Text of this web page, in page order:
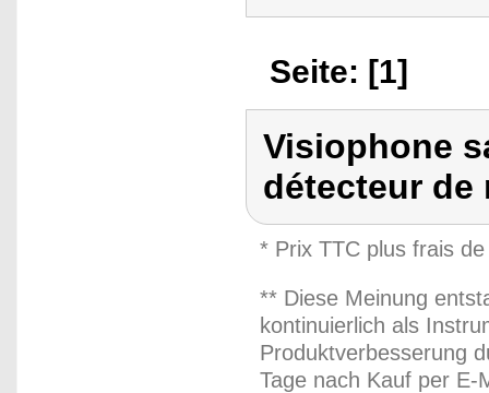
Seite: [1]
Visiophone
détecteur de
* Prix TTC plus frais
** Diese Meinung
kontinuierlich als
Produktverbesserung
Tage nach Kauf per E-